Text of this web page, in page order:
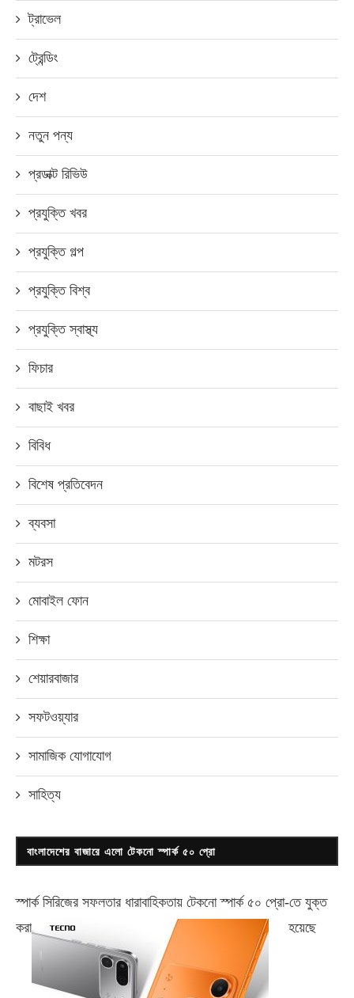
ট্রাভেল
ট্রেন্ডিং
দেশ
নতুন পন্য
প্রডাক্ট রিভিউ
প্রযুক্তি খবর
প্রযুক্তি গল্প
প্রযুক্তি বিশ্ব
প্রযুক্তি স্বাস্থ্য
ফিচার
বাছাই খবর
বিবিধ
বিশেষ প্রতিবেদন
ব্যবসা
মটরস
মোবাইল ফোন
শিক্ষা
শেয়ারবাজার
সফটওয়্যার
সামাজিক যোগাযোগ
সাহিত্য
বাংলাদেশের বাজারে এলো টেকনো স্পার্ক ৫০ প্রো
স্পার্ক সিরিজের সফলতার ধারাবাহিকতায় টেকনোস্পার্ক ৫০ প্রো-তে যুক্ত
করা
হয়েছে